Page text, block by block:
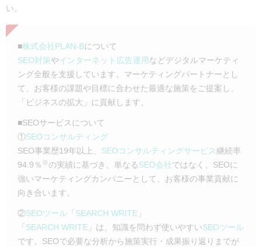
い。
■株式会社PLAN-Bについて
SEO対策やインターネット広告運用 などデジタルマーケティ
ング全般を支援しています。マーケティングパートナーとし
て、お客様の課題や目標に合わせた最適な施策をご提案し、
「ビジネスの拡大」に貢献します。
■SEOサービスについて
①SEOコンサルティング
SEO事業歴19年以上、 SEOコンサルティングサービス継続率
94.9％ ※の実績に基づき、単なるSEO会社ではなく、SEOに
強いマーケティングカンパニーとして、お客様の事業貢献に
向き合います。
②SEOツール「 SEARCH WRITE」
「 SEARCH WRITE」は、知識を問わず使いやすいSEOツール
です。SEOで必要な分析から施策実行・成果振り返りまでが